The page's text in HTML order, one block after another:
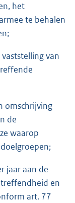
het
te behalen
van
omschrijving
de
waarop
jaar aan de
en
art. 77